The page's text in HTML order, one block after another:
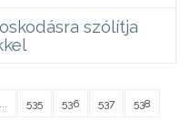
szólítja
535 536 537 538